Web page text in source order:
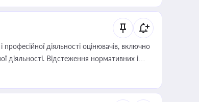
діяльності оцінювачів, включно
діяльності. Відстеження нормативних і
під час оподаткування,
оціночної діяльності